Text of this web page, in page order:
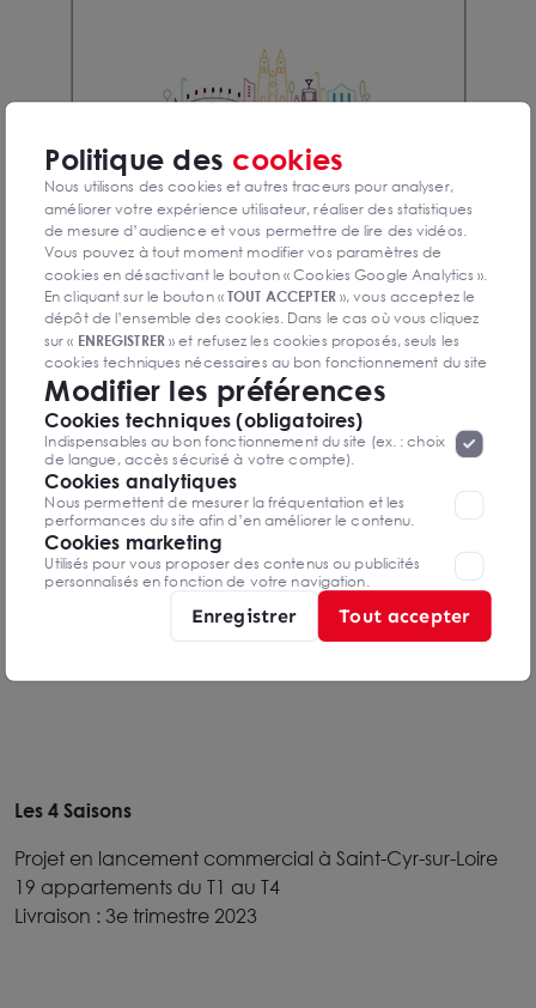
Confidence
Résidence proposant 16 logements allant du T2 au T4
Bel’Eden
Résidence restaurée proposant 21 logements du T2 au
T4 avec jardin privatif
Domaine de la Chanterie
Résidence dans un parc clos paysagé en retrait de la
rue de Chanterie
Les 4 Saisons
Projet en lancement commercial à Saint-Cyr-sur-Loire
19 appartements du T1 au T4
Livraison : 3e trimestre 2023
Politique des cookies
Nous utilisons des cookies et autres traceurs pour analyser,
améliorer votre expérience utilisateur, réaliser des statistiques
de mesure d’audience et vous permettre de lire des vidéos.
Vous pouvez à tout moment modifier vos paramètres de
cookies en désactivant le bouton « Cookies Google Analytics ».
En cliquant sur le bouton «TOUT ACCEPTER», vous acceptez le
dépôt de l’ensemble des cookies. Dans le cas où vous cliquez
sur « ENREGISTRER» et refusez les cookies proposés, seuls les
cookies techniques nécessaires au bon fonctionnement du site
seront déposés. Pour plus d’informations, vous pouvez consulter
la page«Protection des données à caractère
personnel ».Lorsque vous naviguez sur notre site internet, il
peut être amenée à déposer des cookies. Vous avez la
possibilité de désactiver les cookies, ces réglages ne seront
valables que sur le navigateur que vous utilisez actuellement
Modifier les préférences
Cookies techniques (obligatoires)
Indispensables au bon fonctionnement du site (ex. : choix
de langue, accès sécurisé à votre compte).
Cookies analytiques
Nous permettent de mesurer la fréquentation et les
performances du site afin d’en améliorer le contenu.
Cookies marketing
Utilisés pour vous proposer des contenus ou publicités
personnalisés en fonction de votre navigation.
Enregistrer Tout accepter